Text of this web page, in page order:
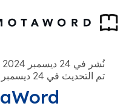
نُشر في 24 ديسمبر 2024
تم التحديث في 24 ديسمبر 2024